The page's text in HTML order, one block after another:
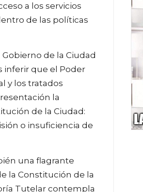
a los servicios
de las políticas
de la Ciudad
inferir que el Poder
y los tratados
la
de la Ciudad:
o insuficiencia de
una flagrante
la Constitución de la
Tutelar contempla